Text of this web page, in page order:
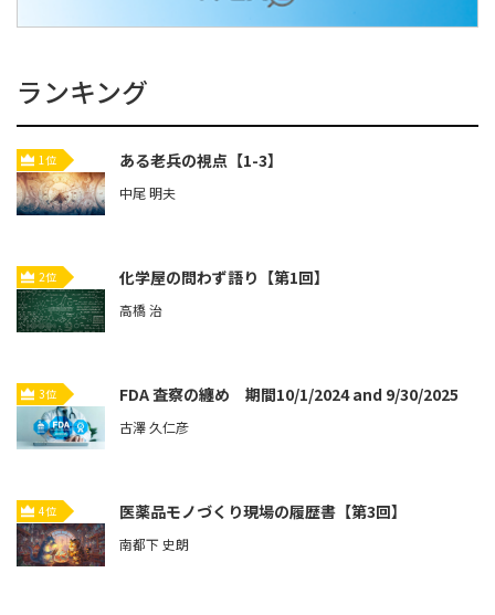
ランキング
1位 ある老兵の視点【1-3】
中尾 明夫
2位 化学屋の問わず語り【第1回】
高橋 治
3位 FDA 査察の纏め 期間10/1/2024 and 9/30/2025
古澤 久仁彦
4位 医薬品モノづくり現場の履歴書【第3回】
南都下 史朗